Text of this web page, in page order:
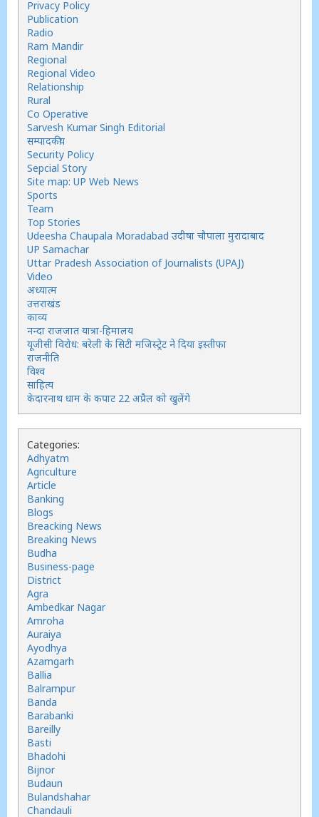
Privacy Policy
Publication
Radio
Ram Mandir
Regional
Regional Video
Relationship
Rural
Co Operative
Sarvesh Kumar Singh Editorial
सम्पादकीय
Security Policy
Sepcial Story
Site map: UP Web News
Sports
Team
Top Stories
Udeesha Chaupala Moradabad उदीषा चौपाला मुरादाबाद
UP Samachar
Uttar Pradesh Association of Journalists (UPAJ)
Video
अध्यात्म
उत्तराखंड
काव्य
नन्दा राजजात यात्रा-हिमालय
यूजीसी विरोध: बरेली के सिटी मजिस्ट्रेट ने दिया इस्तीफा
राजनीति
विश्व
साहित्य
केदारनाथ धाम के कपाट 22 अप्रैल को खुलेंगे
Categories:
Adhyatm
Agriculture
Article
Banking
Blogs
Breacking News
Breaking News
Budha
Business-page
District
Agra
Ambedkar Nagar
Amroha
Auraiya
Ayodhya
Azamgarh
Ballia
Balrampur
Banda
Barabanki
Bareilly
Basti
Bhadohi
Bijnor
Budaun
Bulandshahar
Chandauli